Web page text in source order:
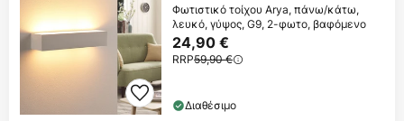
Φωτιστικό τοίχου Arya, πάνω/κάτω,
λευκό, γύψος, G9, 2-φωτο, βαφόμενο
24,90 €
RRP59,90 €
Διαθέσιμο